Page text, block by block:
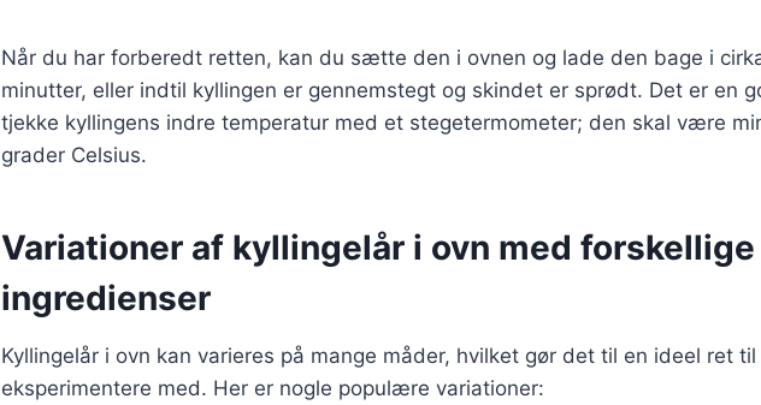
Når du har forberedt retten, kan du sætte den i ovnen og lade den bage i
minutter, eller indtil kyllingen er gennemstegt og skindet er sprødt. Det er en
tjekke kyllingens indre temperatur med et stegetermometer; den skal være
grader Celsius.
Variationer af kyllingelår i ovn med forskellige
ingredienser
Kyllingelår i ovn kan varieres på mange måder, hvilket gør det til en ideel ret
eksperimentere med. Her er nogle populære variationer: